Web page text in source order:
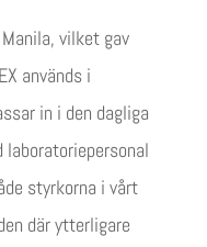
vilket gav
används i
in i den dagliga
laboratoriepersonal
styrkorna i vårt
där ytterligare